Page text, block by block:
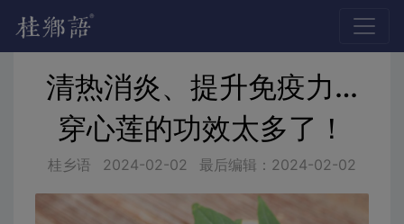
清热消炎、提升免疫力…
穿心莲的功效太多了！
桂乡语 2024-02-02 最后编辑：2024-02-02